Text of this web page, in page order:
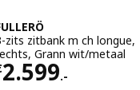
zits zitbank m ch longue,
Grann wit/metaal
2.599.-
€ 2599.-